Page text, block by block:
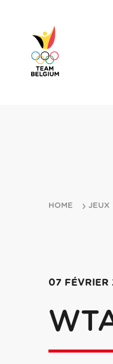
HOME JEUX
07 FÉVRIER